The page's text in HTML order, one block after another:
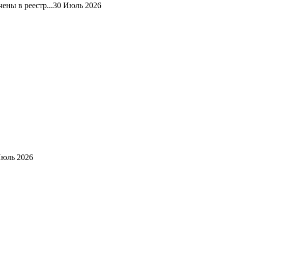
в реестр...30 Июль 2026
2026